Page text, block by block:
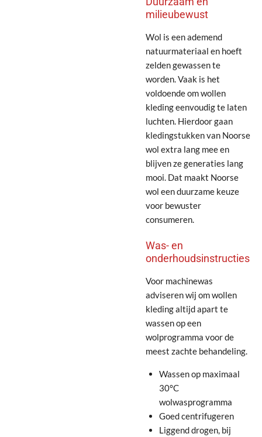
milieubewust
Wol is een ademend
natuurmateriaal en hoeft
zelden gewassen te
worden. Vaak is het
voldoende om wollen
kleding eenvoudig te laten
luchten. Hierdoor gaan
kledingstukken van Noorse
wol extra lang mee en
blijven ze generaties lang
mooi. Dat maakt Noorse
wol een duurzame keuze
voor bewuster
consumeren.
Was- en
onderhoudsinstructies
Voor machinewas
adviseren wij om wollen
kleding altijd apart te
wassen op een
wolprogramma voor de
meest zachte behandeling.
Wassen op maximaal
30°C
wolwasprogramma
Goed centrifugeren
Liggend drogen, bij